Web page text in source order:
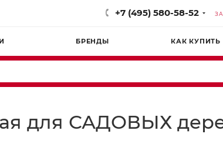
+7 (495) 580-58-52
БРЕНДЫ КАК КУПИТЬ
для САДОВЫХ